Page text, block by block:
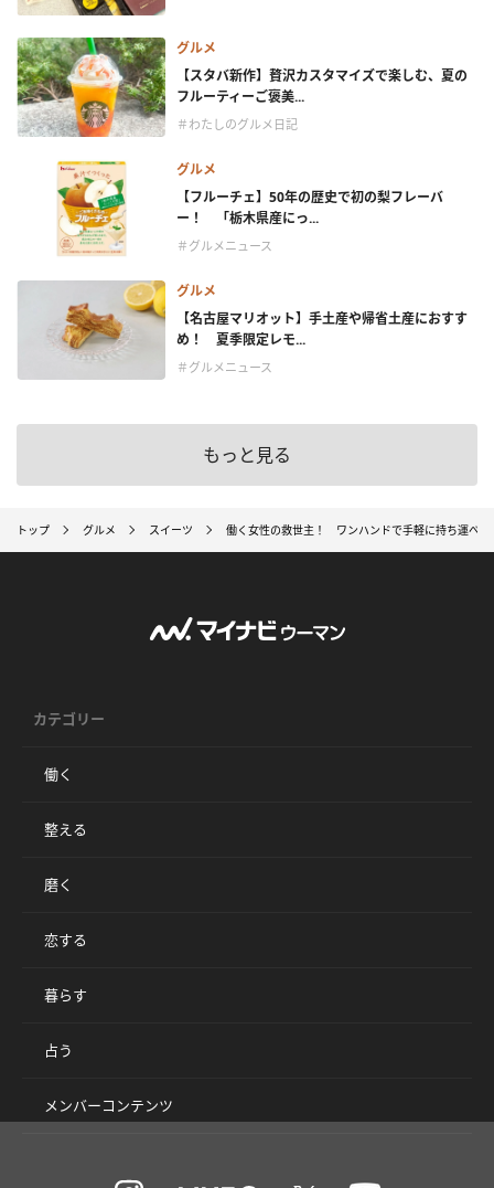
グルメ
【スタバ新作】贅沢カスタマイズで楽しむ、夏の
フルーティーご褒美...
＃わたしのグルメ日記
グルメ
【フルーチェ】50年の歴史で初の梨フレーバ
ー！ 「栃木県産にっ...
＃グルメニュース
グルメ
【名古屋マリオット】手土産や帰省土産におすす
め！ 夏季限定レモ...
＃グルメニュース
もっと見る
トップ グルメ スイーツ 働く女性の救世主！ ワンハンドで手軽に持ち運べる
カテゴリー
働く
整える
磨く
恋する
暮らす
占う
メンバーコンテンツ